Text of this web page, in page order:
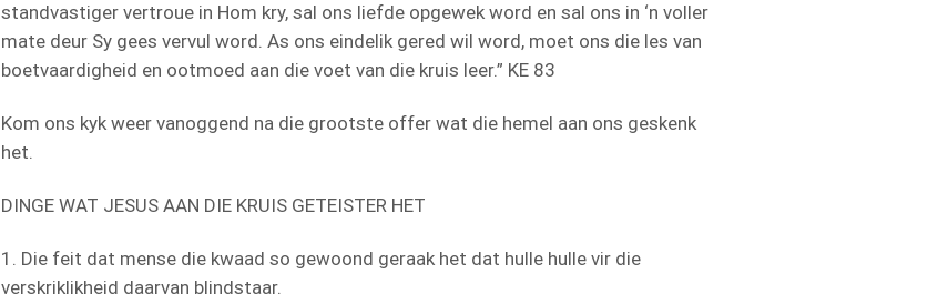
standvastiger vertroue in Hom kry, sal ons liefde opgewek word en sal ons in ‘n voller
mate deur Sy gees vervul word. As ons eindelik gered wil word, moet ons die les van
boetvaardigheid en ootmoed aan die voet van die kruis leer.” KE 83
Kom ons kyk weer vanoggend na die grootste offer wat die hemel aan ons geskenk
het.
DINGE WAT JESUS AAN DIE KRUIS GETEISTER HET
1. Die feit dat mense die kwaad so gewoond geraak het dat hulle hulle vir die
verskriklikheid daarvan blindstaar.